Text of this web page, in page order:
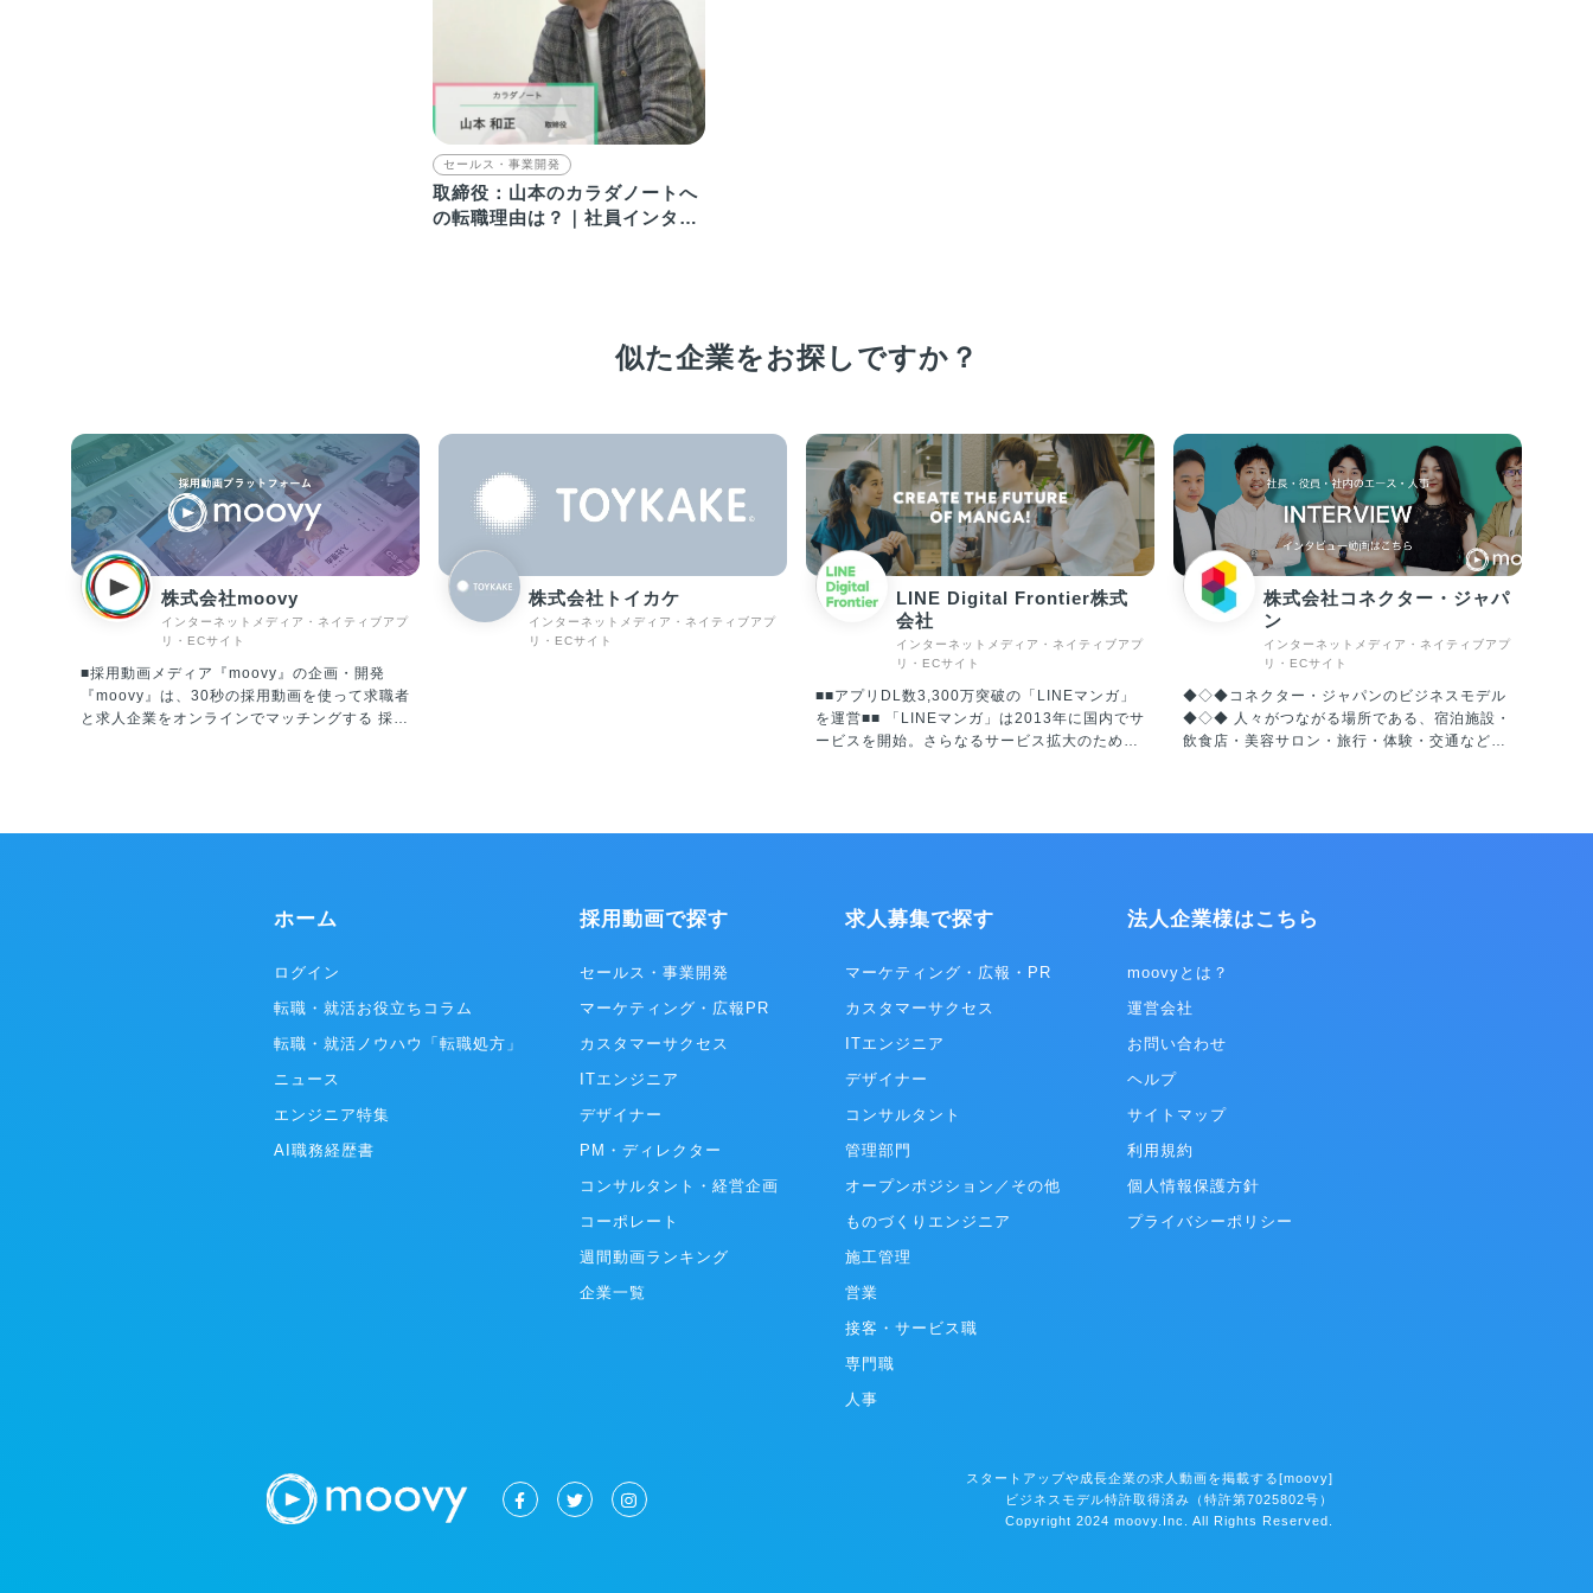
セールス・事業開発
取締役：山本のカラダノートへ
の転職理由は？｜社員インタビ
似た企業をお探しですか？
株式会社moovy
インターネットメディア・ネイティブアプ
リ・ECサイト
■採用動画メディア『moovy』の企画・開発
『moovy』は、30秒の採用動画を使って求職者
と求人企業をオンラインでマッチングする 採用
業は文章だけでは表現しきれなかった採用情報
株式会社トイカケ
インターネットメディア・ネイティブアプ
リ・ECサイト
LINE Digital Frontier株式
会社
インターネットメディア・ネイティブアプ
リ・ECサイト
■■アプリDL数3,300万突破の「LINEマンガ」
を運営■■ 「LINEマンガ」は2013年に国内でサ
ービスを開始。さらなるサービス拡大のため、
Inc.の100％子会社となり、現在は“WEBTOON
誰もが使う「国民的サービス」を目指し、エン
あり続けます。 ※WEBTOON Worldwide
ビス展開する、電子コミックを中心としたプラ
ットフォームの連合体。代表的なプラットフォ
Frontier株式会社）、「WEBTOON」（北中南
「NAVER WEBTOON」（韓国/NAVER
WEBTOON Ltd.）、「LINE WEBTOON」（東
た月間利用者数（MAU）は8,200万、累計ダウ
ンロード数は2億超、ひと月の流通額は100億
誇ります。
株式会社コネクター・ジャパ
ン
インターネットメディア・ネイティブアプ
リ・ECサイト
◆◇◆コネクター・ジャパンのビジネスモデル
◆◇◆ 人々がつながる場所である、宿泊施設・
飲食店・美容サロン・旅行・体験・交通など、
れがコネクター・ジャパンが創業より大切にし
らず、さらに重要性は高まっていると言えま
がらも、心が揺さぶられるリアルな現場をしっ
歩むお手伝いをする、これを世界規模で実現す
ることが我々のビジョンです。 ◎ホテルマーケ
ティング事業 ホテルマーケティング事業は、ホ
ント）の運用代行や、自社HP（ホームペー
ジ）の作成、PMSやGDSなどの選定アドバイ
を行っています。 ホテルや旅館、ゲストハウス
など約300施設の契約実績があります。また多
ともワンチームで取り組みを行っています。 ◎
プロダクト事業 プロダクト事業は、クライアン
トやユーザーのニーズや用途に合ったアプリケ
ホーム
ログイン
転職・就活お役立ちコラム
転職・就活ノウハウ「転職処方」
ニュース
エンジニア特集
AI職務経歴書
採用動画で探す
セールス・事業開発
マーケティング・広報PR
カスタマーサクセス
ITエンジニア
デザイナー
PM・ディレクター
コンサルタント・経営企画
コーポレート
週間動画ランキング
企業一覧
求人募集で探す
マーケティング・広報・PR
カスタマーサクセス
ITエンジニア
デザイナー
コンサルタント
管理部門
オープンポジション／その他
ものづくりエンジニア
施工管理
営業
接客・サービス職
専門職
人事
法人企業様はこちら
moovyとは？
運営会社
お問い合わせ
ヘルプ
サイトマップ
利用規約
個人情報保護方針
プライバシーポリシー
スタートアップや成長企業の求人動画を掲載する[moovy]
ビジネスモデル特許取得済み（特許第7025802号）
Copyright 2024 moovy.Inc. All Rights Reserved.